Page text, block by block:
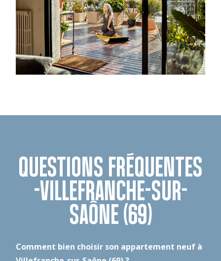
QUESTIONS FRÉQUENTES
-VILLEFRANCHE-SUR-
SAÔNE (69)
Comment bien choisir son appartement neuf à